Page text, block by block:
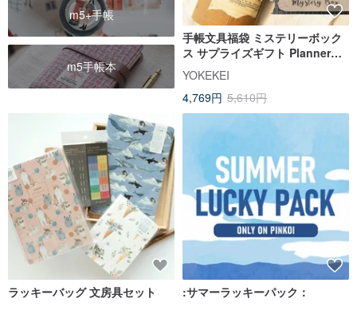
m5+手帳
m5手帳本
手帳文具福袋 ミステリーボック
ス サプライズギフト Planner
Mystery Box
YOKEKEI
4,769円 5,610円
ラッキーバッグ 文房具セット :サマーラッキーパック：